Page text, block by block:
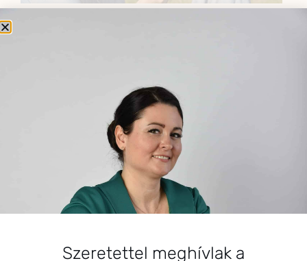
alkalmazásának oktatása, a gyermekek, a nők és a
férfiak egészségének megőrzése és helyreállítása.
HÍRLEVÉL
E-mail cím*
Szeretettel meghívlak a